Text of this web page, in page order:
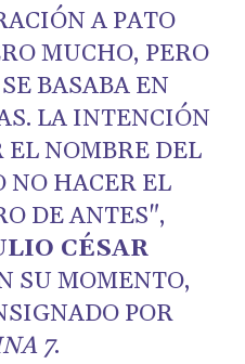
A PATO
MUCHO, PERO
BASABA EN
LA INTENCIÓN
EL NOMBRE DEL
NO HACER EL
DE ANTES",
CÉSAR
SU MOMENTO,
POR
7.